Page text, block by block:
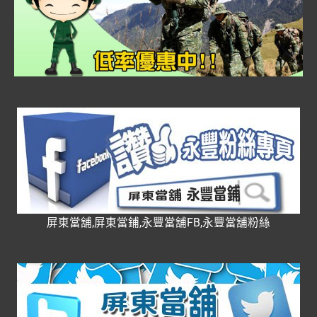
屏東當舖,屏東當鋪,永豐當舖FB,永豐當舖粉絲